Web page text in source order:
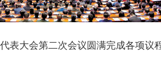
表大会第二次会议圆满完成各项议